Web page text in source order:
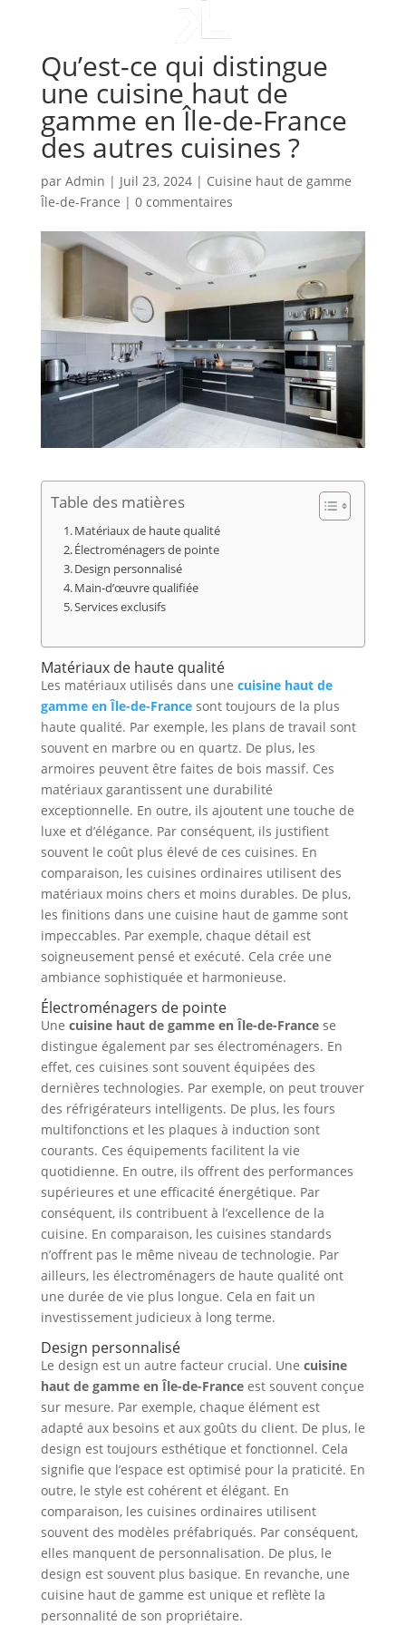
Qu’est-ce qui distingue
une cuisine haut de
gamme en Île-de-France
des autres cuisines ?
par Admin | Juil 23, 2024| Cuisine haut de gamme
Île-de-France | 0 commentaires
Table des matières
Matériaux de haute qualité
Électroménagers de pointe
Design personnalisé
Main-d’œuvre qualifiée
Services exclusifs
Matériaux de haute qualité
Les matériaux utilisés dans une cuisine haut de
gamme en Île-de-Francesont toujours de la plus
haute qualité. Par exemple, les plans de travail sont
souvent en marbre ou en quartz. De plus, les
armoires peuvent être faites de bois massif. Ces
matériaux garantissent une durabilité
exceptionnelle. En outre, ils ajoutent une touche de
luxe et d’élégance. Par conséquent, ils justifient
souvent le coût plus élevé de ces cuisines. En
comparaison, les cuisines ordinaires utilisent des
matériaux moins chers et moins durables. De plus,
les finitions dans une cuisine haut de gamme sont
impeccables. Par exemple, chaque détail est
soigneusement pensé et exécuté. Cela crée une
ambiance sophistiquée et harmonieuse.
Électroménagers de pointe
Une cuisine haut de gamme en Île-de-Francese
distingue également par ses électroménagers. En
effet, ces cuisines sont souvent équipées des
dernières technologies. Par exemple, on peut trouver
des réfrigérateurs intelligents. De plus, les fours
multifonctions et les plaques à induction sont
courants. Ces équipements facilitent la vie
quotidienne. En outre, ils offrent des performances
supérieures et une efficacité énergétique. Par
conséquent, ils contribuent à l’excellence de la
cuisine. En comparaison, les cuisines standards
n’offrent pas le même niveau de technologie. Par
ailleurs, les électroménagers de haute qualité ont
une durée de vie plus longue. Cela en fait un
investissement judicieux à long terme.
Design personnalisé
Le design est un autre facteur crucial. Une cuisine
haut de gamme en Île-de-Franceest souvent conçue
sur mesure. Par exemple, chaque élément est
adapté aux besoins et aux goûts du client. De plus, le
design est toujours esthétique et fonctionnel. Cela
signifie que l’espace est optimisé pour la praticité. En
outre, le style est cohérent et élégant. En
comparaison, les cuisines ordinaires utilisent
souvent des modèles préfabriqués. Par conséquent,
elles manquent de personnalisation. De plus, le
design est souvent plus basique. En revanche, une
cuisine haut de gamme est unique et reflète la
personnalité de son propriétaire.